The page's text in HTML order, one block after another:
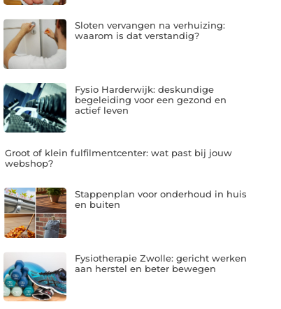
Sloten vervangen na verhuizing:
waarom is dat verstandig?
Fysio Harderwijk: deskundige
begeleiding voor een gezond en
actief leven
Groot of klein fulfilmentcenter: wat past bij jouw
webshop?
Stappenplan voor onderhoud in huis
en buiten
Fysiotherapie Zwolle: gericht werken
aan herstel en beter bewegen